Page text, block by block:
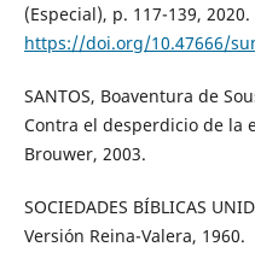
(Especial), p. 117-139, 2020.
https://doi.org/10.47666/
SANTOS, Boaventura de
Contra el desperdicio de la
Brouwer, 2003.
SOCIEDADES BÍBLICAS
Versión Reina-Valera, 1960.